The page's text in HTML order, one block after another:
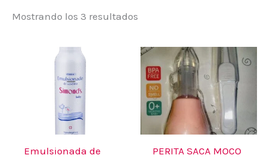
Mostrando los 3 resultados
Emulsionada de
PERITA SACA MOCO